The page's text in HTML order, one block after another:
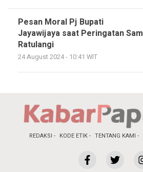
Pesan Moral Pj Bupati
Jayawijaya saat Peringatan Sam
Ratulangi
24 August 2024 - 10:41 WIT
REDAKSI KODE ETIK TENTANG KAMI